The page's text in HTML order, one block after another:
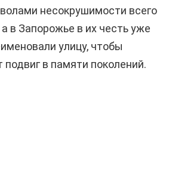
несокрушимости всего
в Запорожье в их честь уже
улицу, чтобы
подвиг в памяти поколений.